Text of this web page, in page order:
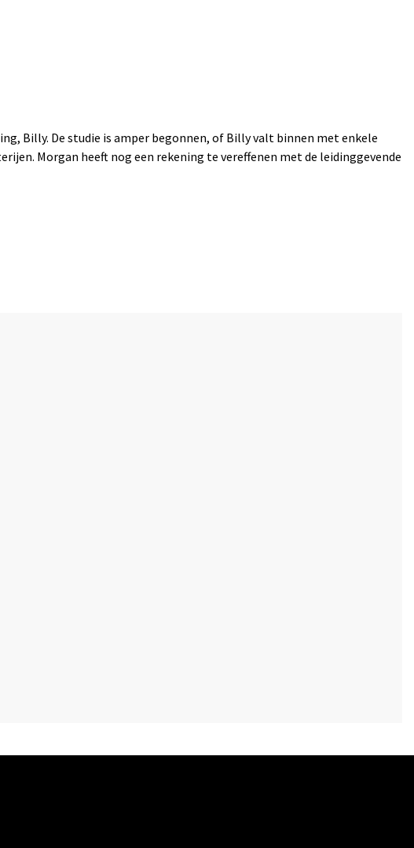
Billy. De studie is amper begonnen, of Billy valt binnen met enkele
Morgan heeft nog een rekening te vereffenen met de leidinggevende